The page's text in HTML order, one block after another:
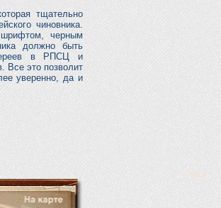
тщательно
чиновника.
черным
должно быть
в РПСЦ и
Все это позволит
уверенно, да и